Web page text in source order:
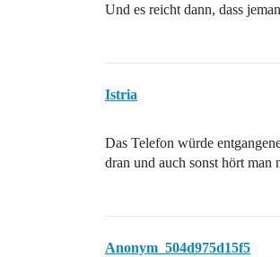
Und es reicht dann, dass
Istria
Das Telefon würde
dran und auch sonst hört man
Anonym_504d975d15f5